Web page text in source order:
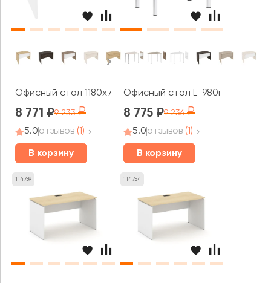
Офисный стол 1180x720x750 Оникс / Onix
8 771 9 233
5.0отзывов (1)
В корзину
Офисный стол L=980мм
8 775 9 236
5.0отзывов (1)
В корзину
114759 114754